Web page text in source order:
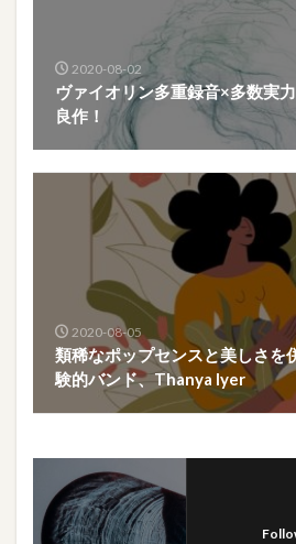
2020-08-02
ヴァイオリン多重録音×多数実
良作！
2020-08-05
類稀なポップセンスと美しさを
験的バンド、Thanya Iyer